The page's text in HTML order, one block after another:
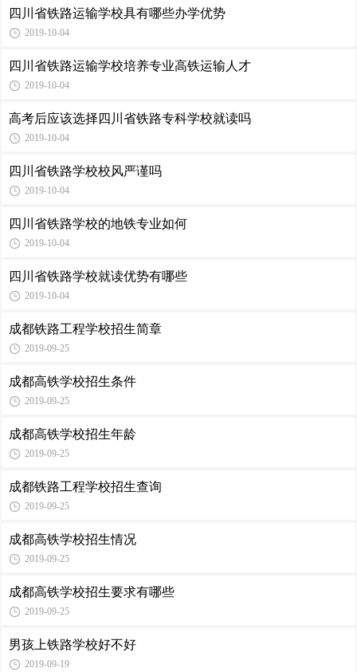
四川省铁路运输学校具有哪些办学优势
2019-10-04
四川省铁路运输学校培养专业高铁运输人才
2019-10-04
高考后应该选择四川省铁路专科学校就读吗
2019-10-04
四川省铁路学校校风严谨吗
2019-10-04
四川省铁路学校的地铁专业如何
2019-10-04
四川省铁路学校就读优势有哪些
2019-10-04
成都铁路工程学校招生简章
2019-09-25
成都高铁学校招生条件
2019-09-25
成都高铁学校招生年龄
2019-09-25
成都铁路工程学校招生查询
2019-09-25
成都高铁学校招生情况
2019-09-25
成都高铁学校招生要求有哪些
2019-09-25
男孩上铁路学校好不好
2019-09-19